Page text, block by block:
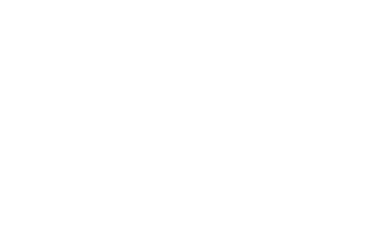
לא רואים שמגבילים אוכלוסיות עם
שהם בסיכון לא גבוה יותר מהצעירים
על אלה שבאמת בסיכון – ואנחנו
הטעות השנייה היא שלוקחים את כל
במספרים של השלכות הסגר עולה על